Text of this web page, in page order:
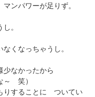
パワーが足りず。
。
くなっちゃうし。
なかったから
～ 笑）
りすることに ついてい